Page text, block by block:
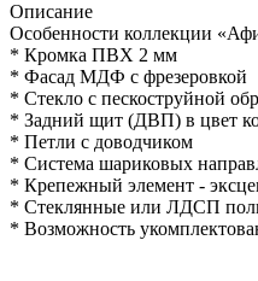
Описание
Особенности коллекции
* Кромка ПВХ 2 мм
* Фасад МДФ с фрезеровкой
* Стекло с пескоструйной
* Задний щит (ДВП) в цвет
* Петли с доводчиком
* Система шариковых
* Крепежный элемент -
* Стеклянные или ЛДСП
* Возможность